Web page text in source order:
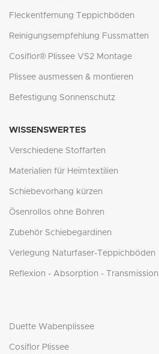
Fleckentfernung Teppichböden
Reinigungsempfehlung Fussmatten
Cosiflor® Plissee VS2 Montage
Plissee ausmessen & montieren
Befestigung Sonnenschutz
WISSENSWERTES
Verschiedene Stoffarten
Materialien für Heimtextilien
Schiebevorhang kürzen
Ösenrollos ohne Bohren
Zubehör Schiebegardinen
Verlegung Naturfaser-Teppichböden
Reflexion - Absorption - Transmission
Duette Wabenplissee
Cosiflor Plissee